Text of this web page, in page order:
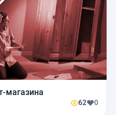
магазина
62 0